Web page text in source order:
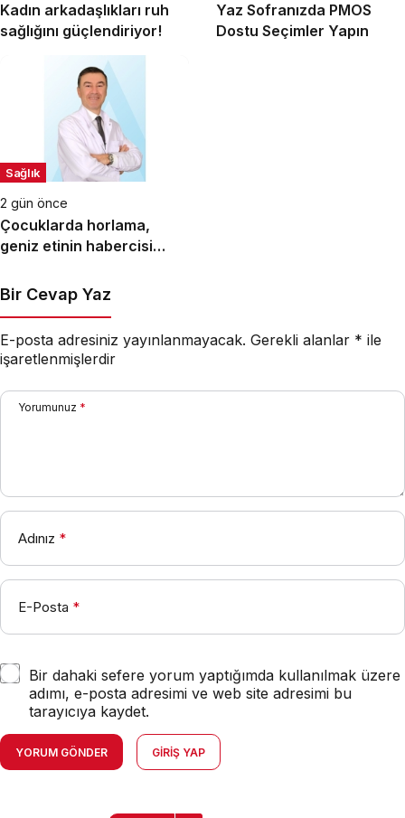
Kadın arkadaşlıkları ruh
sağlığını güçlendiriyor!
Yaz Sofranızda PMOS
Dostu Seçimler Yapın
Sağlık
2 gün önce
Çocuklarda horlama,
geniz etinin habercisi
Bir Cevap Yaz
E-posta adresiniz yayınlanmayacak. Gerekli alanlar * ile
işaretlenmişlerdir
Yorumunuz *
Adınız *
E-Posta *
Bir dahaki sefere yorum yaptığımda kullanılmak üzere
adımı, e-posta adresimi ve web site adresimi bu
tarayıcıya kaydet.
YORUM GÖNDER GIRIŞ YAP